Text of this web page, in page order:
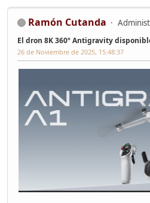
Ramón Cutanda
El dron 8K 360º Antigravity
26 de Noviembre de 2025, 15:48:37